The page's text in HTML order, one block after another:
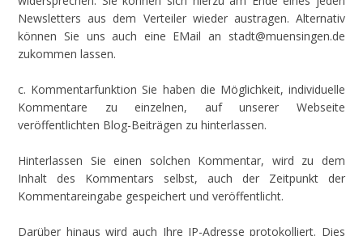
Newsletters aus dem Verteiler wieder austragen. Alternativ
können Sie uns auch eine EMail an stadt@muensingen.de
zukommen lassen.
c. Kommentarfunktion Sie haben die Möglichkeit, individuelle
Kommentare zu einzelnen, auf unserer Webseite
veröffentlichten Blog-Beiträgen zu hinterlassen.
Hinterlassen Sie einen solchen Kommentar, wird zu dem
Inhalt des Kommentars selbst, auch der Zeitpunkt der
Kommentareingabe gespeichert und veröffentlicht.
Darüber hinaus wird auch Ihre IP-Adresse protokolliert. Dies